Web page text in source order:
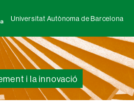
Universitat Autònoma de Barcelona
i la innovació